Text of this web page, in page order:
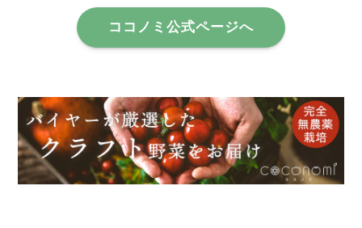
ココノミ公式ページへ